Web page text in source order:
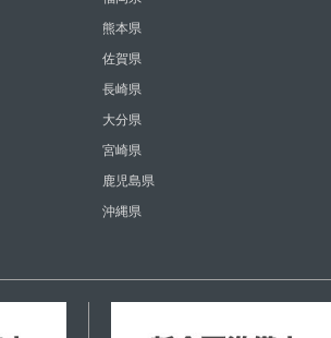
熊本県
佐賀県
長崎県
大分県
宮崎県
鹿児島県
沖縄県